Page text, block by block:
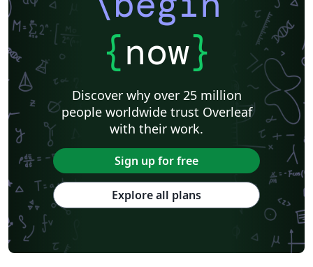
{now}
Discover why over 25 million
people worldwide trust Overleaf
with their work.
Sign up for free
Explore all plans